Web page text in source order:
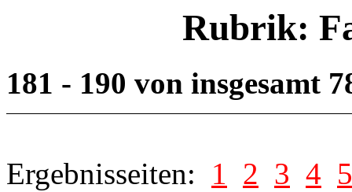
Rubrik:
181 - 190 von insgesamt
Ergebnisseiten: 1 2 3 4 5